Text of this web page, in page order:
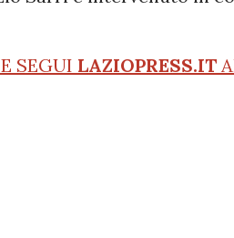
SEGUI LAZIOPRESS.IT